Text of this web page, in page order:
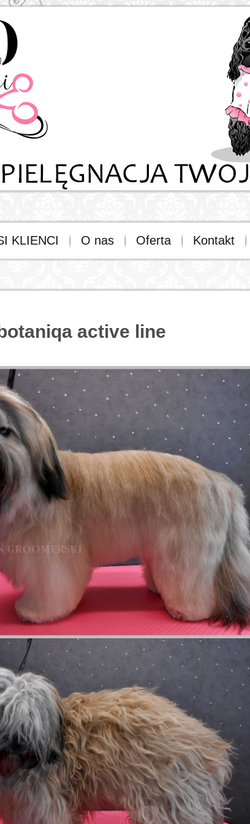
KLIENCI O nas Oferta Kontakt
active line